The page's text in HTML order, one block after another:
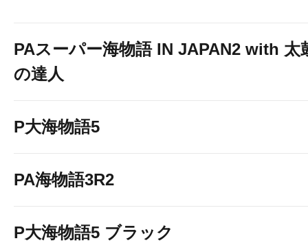
PAスーパー海物語 IN JAPAN2 with 太
の達人
P大海物語5
PA海物語3R2
P大海物語5 ブラック